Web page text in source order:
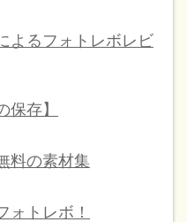
よるフォトレボレビ
存】
料の素材集
ォトレボ！